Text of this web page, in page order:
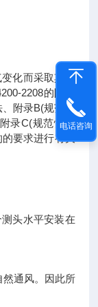
化而采取其平
2208的附录
附录B(规范性
录C(规范性附
要求进行有关
头水平安装在
通风。因此所
电话咨询